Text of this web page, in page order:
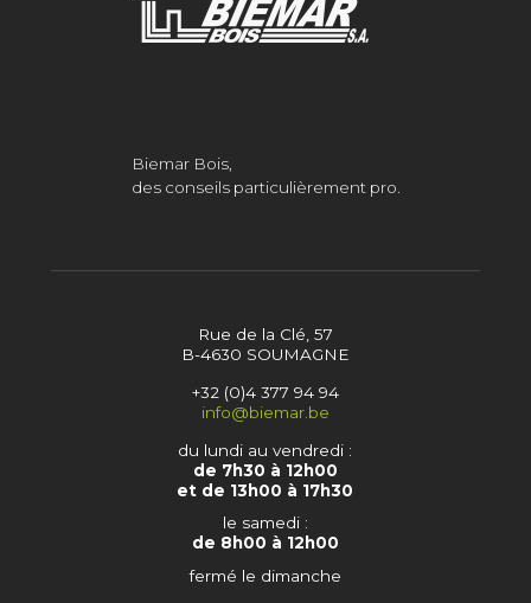
Biemar Bois,
des conseils particulièrement pro.
Rue de la Clé, 57
B-4630 SOUMAGNE
+32 (0)4 377 94 94
info@biemar.be
du lundi au vendredi :
de 7h30 à 12h00
et de 13h00 à 17h30
le samedi :
de 8h00 à 12h00
fermé le dimanche